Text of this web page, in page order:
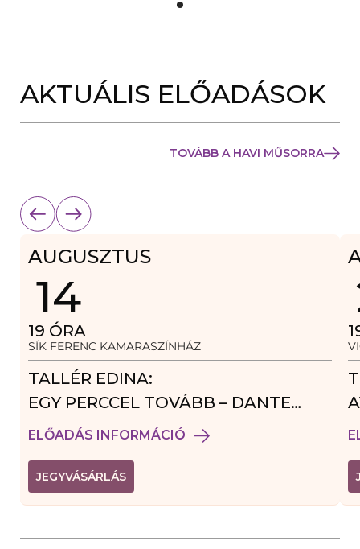
G
)
AKTUÁLIS ELŐADÁSOK
TOVÁBB A HAVI MŰSORRA
AUGUSZTUS
14
19 ÓRA
SÍK FERENC KAMARASZÍNHÁZ
TALLÉR EDINA:
EGY PERCCEL TOVÁBB – DANTE
VENDÉGJÁTÉK
ELŐADÁS INFORMÁCIÓ
JEGYVÁSÁRLÁS(
L
I
Ú